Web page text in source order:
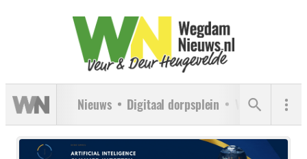
Nieuws Digitaal dorpsplein Verenigingen